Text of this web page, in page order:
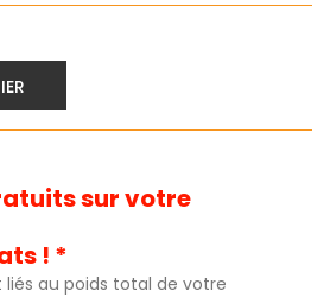
sur votre
! *
liés au poids total de votre